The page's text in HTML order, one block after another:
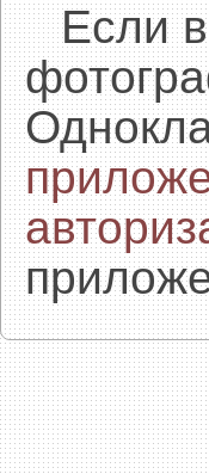
Если